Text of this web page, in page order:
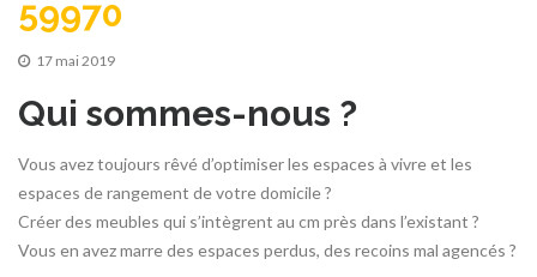
59970
17 mai 2019
Qui sommes-nous ?
Vous avez toujours rêvé d’optimiser les espaces à vivre et les
espaces de rangement de votre domicile ?
Créer des meubles qui s’intègrent au cm près dans l’existant ?
Vous en avez marre des espaces perdus, des recoins mal agencés ?